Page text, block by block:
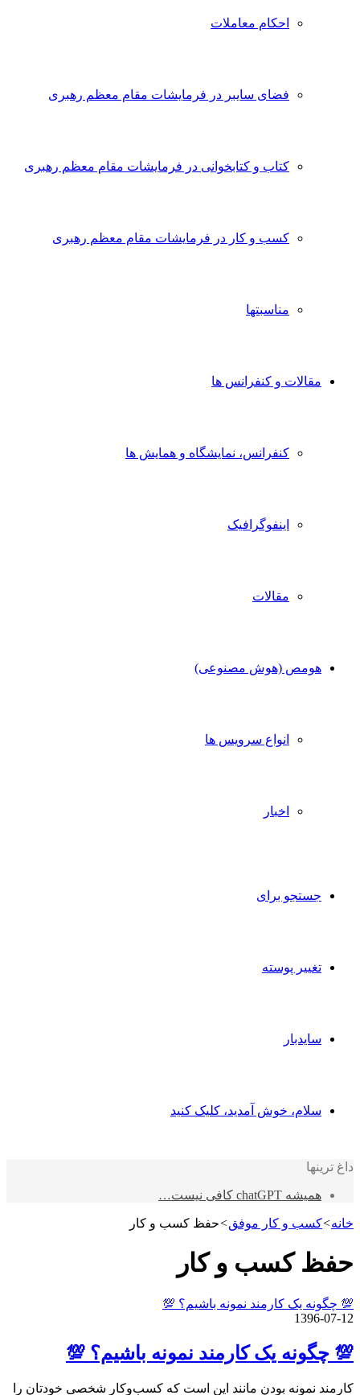
احکام معاملات
فضای سایبر در فرمایشات مقام معظم رهبری
کتاب و کتابخوانی در فرمایشات مقام معظم رهبری
کسب و کار در فرمایشات مقام معظم رهبری
مناسبتها
مقالات و کنفرانس ها
کنفرانس، نمایشگاه و همایش ها
اینفوگرافیک
مقالات
هومص (هوش مصنوعی)
انواع سرویس ها
اخبار
جستجو برای
تغییر پوسته
سایدبار
سلام، خوش آمدید، کلیک کنید
داغ ترینها
همیشه chatGPT کافی نیست…
خانه>کسب و کار موفق>حفظ کسب و کار
حفظ کسب و کار
💯 چگونه یک کارمند نمونه باشیم؟ 💯
1396-07-12
💯 چگونه یک کارمند نمونه باشیم؟ 💯
کارمند نمونه بودن مانند این است که کسب‌وکار شخصی خودتان را